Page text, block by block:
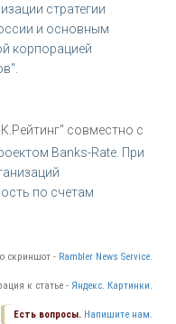
стратегии
и основным
корпорацией
совместно с
Banks-Rate. При
по счетам
скриншот - Rambler News Service.
к статье - Яндекс. Картинки.
Есть вопросы. Напишите нам.